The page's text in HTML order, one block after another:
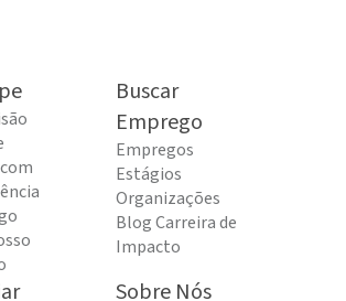
Buscar
Emprego
Empregos
Estágios
Organizações
Blog Carreira de
Impacto
Sobre Nós